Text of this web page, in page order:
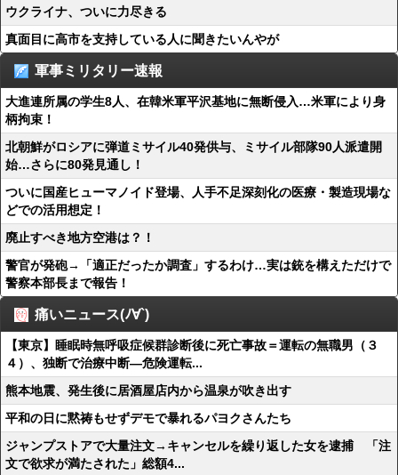
ウクライナ、ついに力尽きる
真面目に高市を支持している人に聞きたいんやが
軍事ミリタリー速報
大進連所属の学生8人、在韓米軍平沢基地に無断侵入…米軍により身
柄拘束！
北朝鮮がロシアに弾道ミサイル40発供与、ミサイル部隊90人派遣開
始…さらに80発見通し！
ついに国産ヒューマノイド登場、人手不足深刻化の医療・製造現場な
どでの活用想定！
廃止すべき地方空港は？！
警官が発砲→「適正だったか調査」するわけ…実は銃を構えただけで
警察本部長まで報告！
痛いニュース(ﾉ∀`)
【東京】睡眠時無呼吸症候群診断後に死亡事故＝運転の無職男（３
４）、独断で治療中断―危険運転...
熊本地震、発生後に居酒屋店内から温泉が吹き出す
平和の日に黙祷もせずデモで暴れるパヨクさんたち
ジャンプストアで大量注文→キャンセルを繰り返した女を逮捕 「注
文で欲求が満たされた」総額4...